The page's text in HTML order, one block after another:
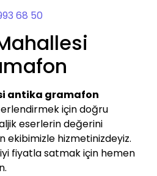
68 50
antika gramafon
için doğru
eserlerin değerini
ekibimizle hizmetinizdeyiz.
iyi fiyatla satmak için hemen